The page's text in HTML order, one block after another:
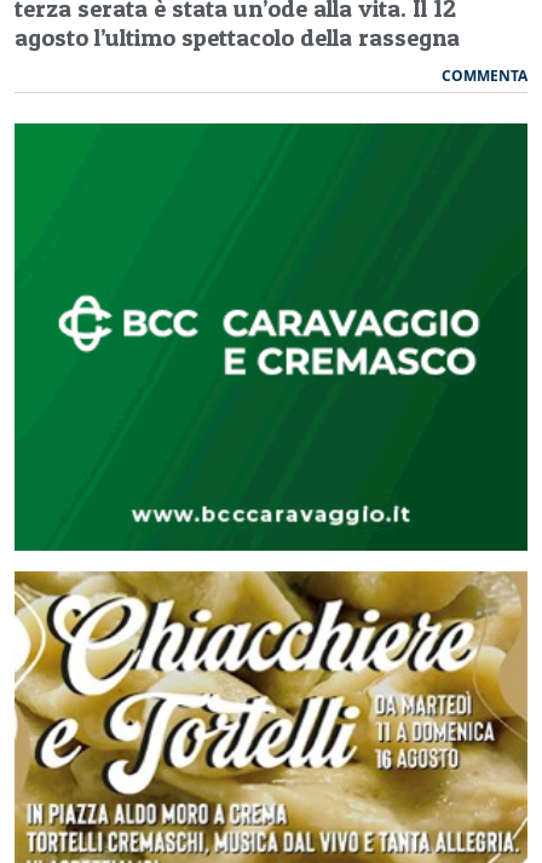
terza serata è stata un’ode alla vita. Il 12
agosto l’ultimo spettacolo della rassegna
COMMENTA